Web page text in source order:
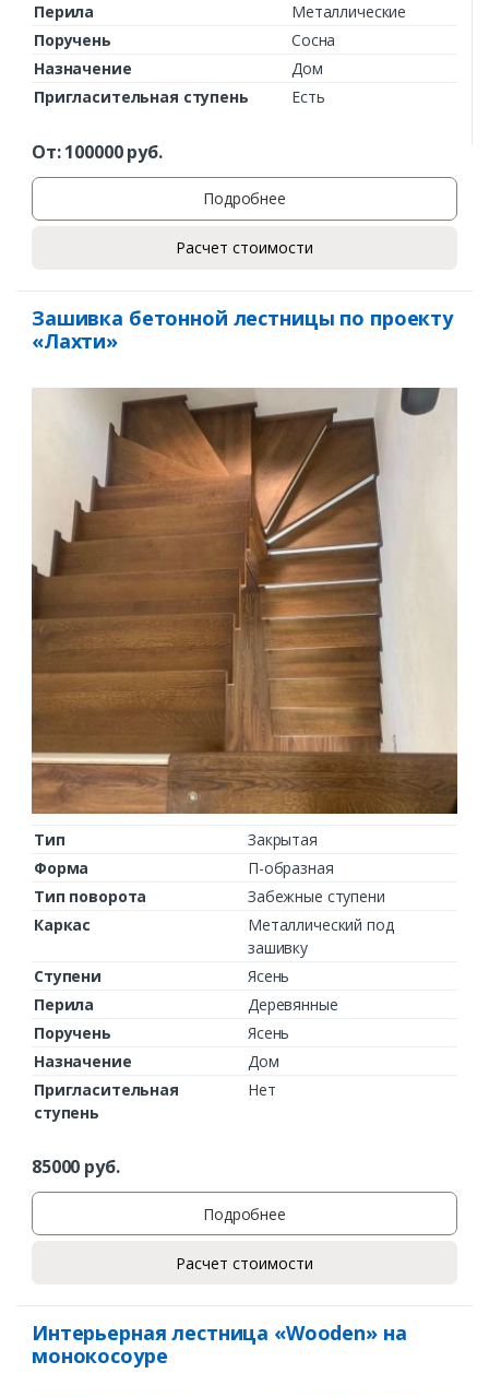
Перила
Металлические
Поручень
Сосна
Назначение
Дом
Пригласительная ступень
Есть
От:100000руб.
Подробнее
Расчет стоимости
Зашивка бетонной лестницы по проекту
«Лахти»
Тип
Закрытая
Форма
П-образная
Тип поворота
Забежные ступени
Каркас
Металлический под
зашивку
Ступени
Ясень
Перила
Деревянные
Поручень
Ясень
Назначение
Дом
Пригласительная
ступень
Нет
85000 руб.
Подробнее
Расчет стоимости
Интерьерная лестница «Wooden» на
монокосоуре